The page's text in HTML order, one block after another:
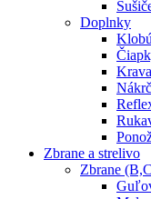
Doplnky
Zbrane a strelivo
Zbrane